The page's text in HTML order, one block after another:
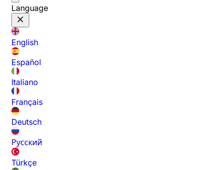
Language
English
Español
Italiano
Français
Deutsch
Русский
Türkçe